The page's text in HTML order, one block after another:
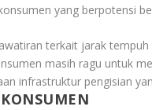
yang berpotensi
terkait jarak
masih ragu untuk
infrastruktur pengisian